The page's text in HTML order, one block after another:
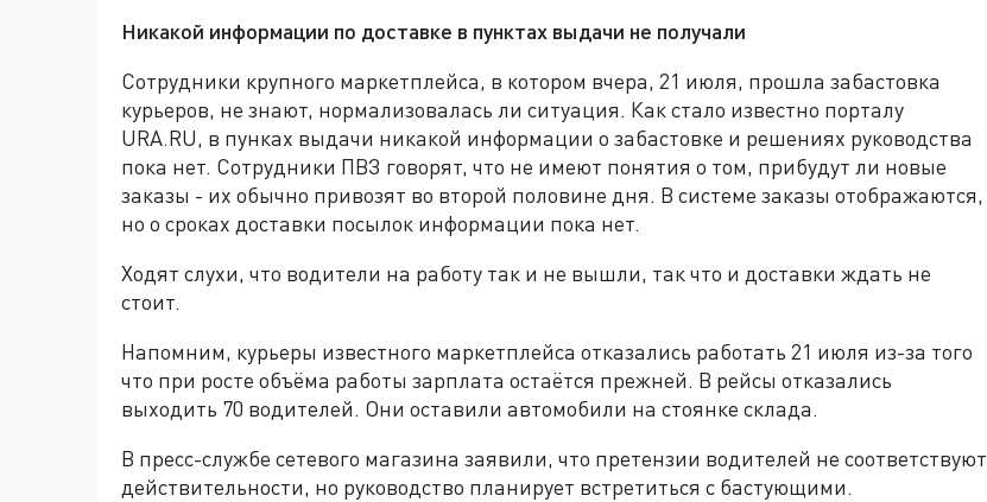
Никакой информации по доставке в пунктах выдачи не получали
Сотрудники крупного маркетплейса, в котором вчера, 21 июля, прошла забастовка
курьеров, не знают, нормализовалась ли ситуация. Как стало известно порталу
URA.RU, в пунках выдачи никакой информации о забастовке и решениях руководства
пока нет. Сотрудники ПВЗ говорят, что не имеют понятия о том, прибудут ли новые
заказы - их обычно привозят во второй половине дня. В системе заказы отображаются,
но о сроках доставки посылок информации пока нет.
Ходят слухи, что водители на работу так и не вышли, так что и доставки ждать не
стоит.
Напомним, курьеры известного маркетплейса отказались работать 21 июля из-за того
что при росте объёма работы зарплата остаётся прежней. В рейсы отказались
выходить 70 водителей. Они оставили автомобили на стоянке склада.
В пресс-службе сетевого магазина заявили, что претензии водителей не соответствуют
действительности, но руководство планирует встретиться с бастующими.